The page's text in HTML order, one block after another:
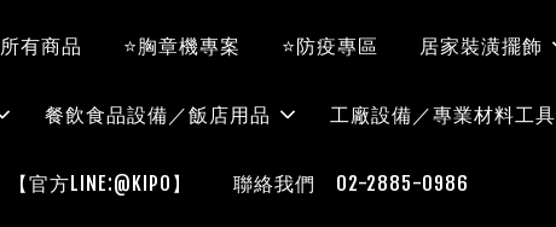
所有商品 ⭐胸章機專案 ⭐防疫專區 居家裝潢擺飾
餐飲食品設備／飯店用品 工廠設備／專業材料工具
【官方LINE:@KIPO】 聯絡我們 02-2885-0986